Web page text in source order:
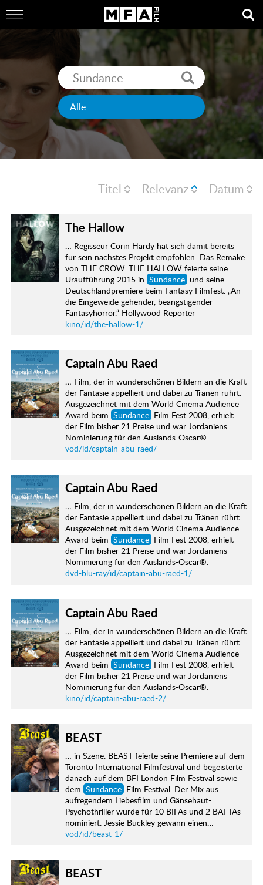
Titel Relevanz Datum
The Hallow
… Regisseur Corin Hardy hat sich damit bereits
für sein nächstes Projekt empfohlen: Das Remake
von THE CROW. THE HALLOW feierte seine
Uraufführung 2015 in Sundance und seine
Deutschlandpremiere beim Fantasy Filmfest. „An
die Eingeweide gehender, beängstigender
Fantasyhorror.“ Hollywood Reporter
kino/id/the-hallow-1/
Captain Abu Raed
… Film, der in wunderschönen Bildern an die Kraft
der Fantasie appelliert und dabei zu Tränen rührt.
Ausgezeichnet mit dem World Cinema Audience
Award beim Sundance Film Fest 2008, erhielt
der Film bisher 21 Preise und war Jordaniens
Nominierung für den Auslands-Oscar®.
vod/id/captain-abu-raed/
Captain Abu Raed
… Film, der in wunderschönen Bildern an die Kraft
der Fantasie appelliert und dabei zu Tränen rührt.
Ausgezeichnet mit dem World Cinema Audience
Award beim Sundance Film Fest 2008, erhielt
der Film bisher 21 Preise und war Jordaniens
Nominierung für den Auslands-Oscar®.
dvd-blu-ray/id/captain-abu-raed-1/
Captain Abu Raed
… Film, der in wunderschönen Bildern an die Kraft
der Fantasie appelliert und dabei zu Tränen rührt.
Ausgezeichnet mit dem World Cinema Audience
Award beim Sundance Film Fest 2008, erhielt
der Film bisher 21 Preise und war Jordaniens
Nominierung für den Auslands-Oscar®.
kino/id/captain-abu-raed-2/
BEAST
… in Szene. BEAST feierte seine Premiere auf dem
Toronto International Filmfestival und begeisterte
danach auf dem BFI London Film Festival sowie
dem Sundance Film Festival. Der Mix aus
aufregendem Liebesfilm und Gänsehaut-
Psychothriller wurde für 10 BIFAs und 2 BAFTAs
nominiert. Jessie Buckley gewann einen…
vod/id/beast-1/
BEAST